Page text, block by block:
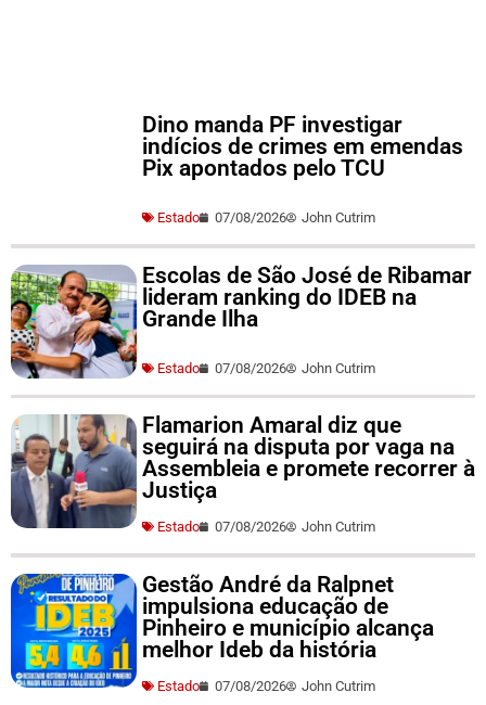
Dino manda PF investigar
indícios de crimes em emendas
Pix apontados pelo TCU
Estado 07/08/2026 John Cutrim
Escolas de São José de Ribamar
lideram ranking do IDEB na
Grande Ilha
Estado 07/08/2026 John Cutrim
Flamarion Amaral diz que
seguirá na disputa por vaga na
Assembleia e promete recorrer à
Justiça
Estado 07/08/2026 John Cutrim
Gestão André da Ralpnet
impulsiona educação de
Pinheiro e município alcança
melhor Ideb da história
Estado 07/08/2026 John Cutrim